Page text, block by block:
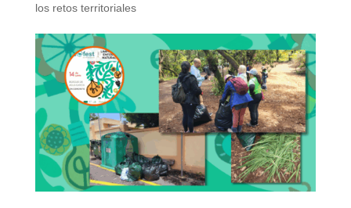
los retos territoriales